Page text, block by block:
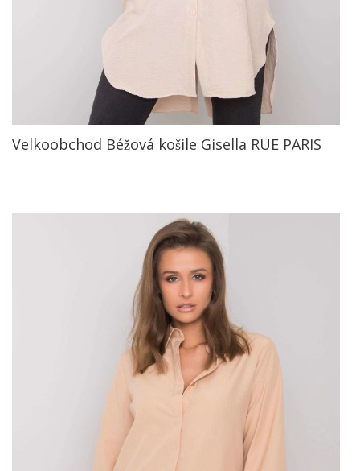
Velkoobchod Béžová košile Gisella RUE PARIS